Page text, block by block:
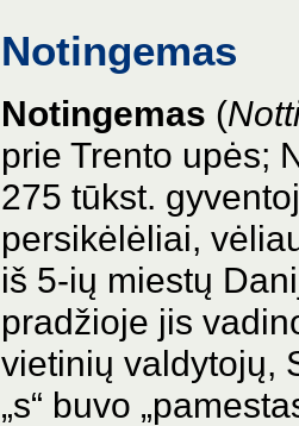
Notingemas
Notingemas (
prie Trento upės;
275 tūkst.
persikėlėliai,
iš 5-ių miestų
pradžioje jis
vietinių valdytojų,
„s“ buvo